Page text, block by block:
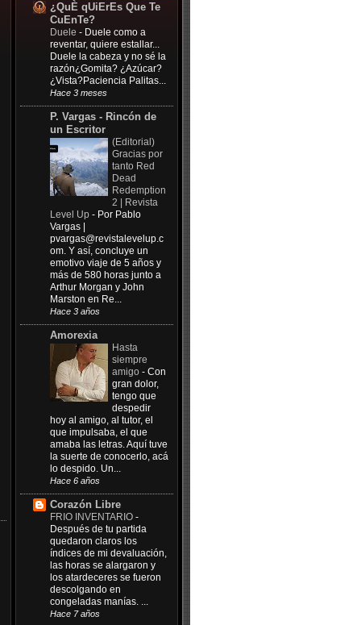
¿QuÈ qUiErEs Que Te
CuEnTe?
Duele - Duele como a
reventar, quiere estallar...
Duele la cabeza y no sé la
razón¿Gomita? ¿Azúcar?
¿Vista?Paciencia Palitas...
Hace 3 meses
P. Vargas - Rincón de
un Escritor
(Editorial)
Gracias por
tanto Red
Dead
Redemption
2 | Revista
Level Up - Por Pablo
Vargas |
pvargas@revistalevelup.c
om. Y así, concluye un
emotivo viaje de 5 años y
más de 580 horas junto a
Arthur Morgan y John
Marston en Re...
Hace 3 años
Amorexia
Hasta
siempre
amigo - Con
gran dolor,
tengo que
despedir
hoy al amigo, al tutor, el
que impulsaba, el que
amaba las letras. Aquí tuve
la suerte de conocerlo, acá
lo despido. Un...
Hace 6 años
Corazón Libre
FRIO INVENTARIO -
Después de tu partida
quedaron claros los
índices de mi devaluación,
las horas se alargaron y
los atardeceres se fueron
descolgando en
congeladas manías. ...
Hace 7 años